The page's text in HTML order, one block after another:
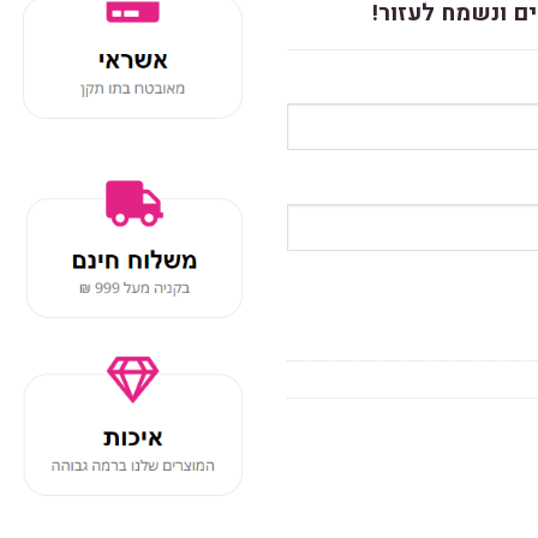
ונשמח לעזור!